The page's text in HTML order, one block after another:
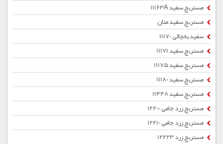
مستربچ سفید 11163A
مستربچ سفید متان
سفید یخچالی 11170
مستربچ سفید 11171
مستربچ سفید 11175
مستربچ سفید 11180
مستربچ سفید 11448
مستربچ زرد جامی 12200
مستربچ زرد جامی 12210
مستربچ زرد 12223